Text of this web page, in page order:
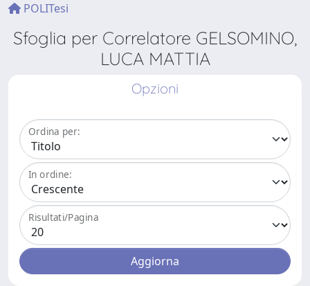
POLITesi
Sfoglia per Correlatore GELSOMINO,
LUCA MATTIA
Opzioni
Ordina per:
In ordine:
Risultati/Pagina